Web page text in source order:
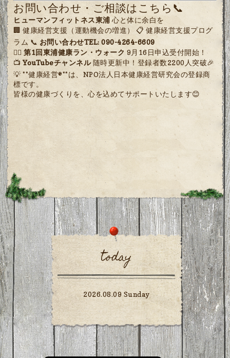
お問い合わせ・ご相談はこちら📞
ヒューマンフィットネス東浦 心と体に余白を
🏢 健康経営支援（運動機会の増進） 📋 健康経営支援プログ
ラム 📞 お問い合わせTEL: 090-4264-6609
🏃‍♂️第1回東浦健康ラン・ウォーク 9月16日申込受付開始！
📺YouTubeチャンネル随時更新中！登録者数2200人突破🎉
💡 **健康経営®**は、NPO法人日本健康経営研究会の登録商
標です。
皆様の健康づくりを、心を込めてサポートいたします😊
today
2026.08.09 Sunday